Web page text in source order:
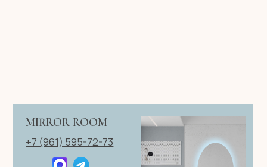
© 2026 ИП Клевцов Е.А.Все права защищены.
Политика конфиденциальности|Согласие на обработку
персональных данных|Договор оферты
ОГРН 321237500406259